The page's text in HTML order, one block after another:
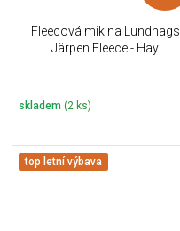
Fleecová mikina Lundhags
Järpen Fleece - Hay
skladem (2 ks)
top letní výbava